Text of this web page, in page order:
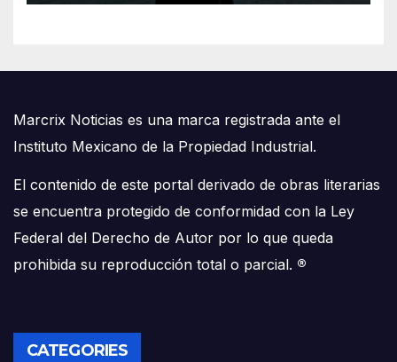
Marcrix Noticias es una marca registrada ante el
Instituto Mexicano de la Propiedad Industrial.
El contenido de este portal derivado de obras literarias
se encuentra protegido de conformidad con la Ley
Federal del Derecho de Autor por lo que queda
prohibida su reproducción total o parcial. ®
CATEGORIES